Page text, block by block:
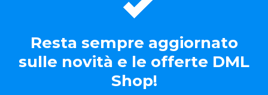
Resta sempre aggiornato
sulle novità e le offerte DML
Shop!